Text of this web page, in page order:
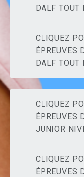
DALF TOUT
CLIQUEZ
ÉPREUVES
DALF TOUT
CLIQUEZ
ÉPREUVES
JUNIOR
CLIQUEZ
ÉPREUVES